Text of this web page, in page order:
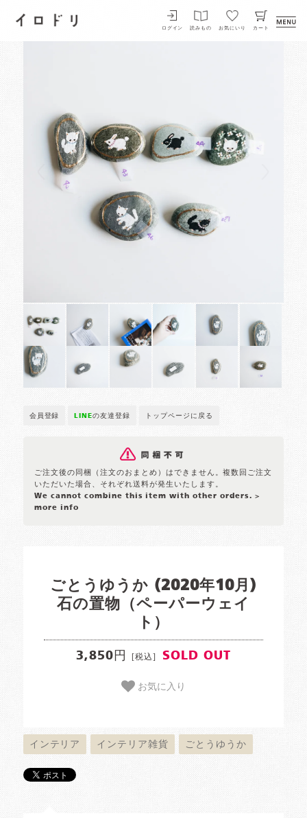
イロドリ
ログイン 読みもの お気にいり カート
会員登録 LINEの友達登録 トップページに戻る
ご注文後の同梱（注文のおまとめ）はできません。複数回ご注文
いただいた場合、それぞれ送料が発生いたします。
We cannot combine this item with other orders. >
more info
ごとうゆうか (2020年10月)
石の置物（ペーパーウェイ
ト）
3,850円 [税込] SOLD OUT
お気に入り
インテリア インテリア雑貨 ごとうゆうか